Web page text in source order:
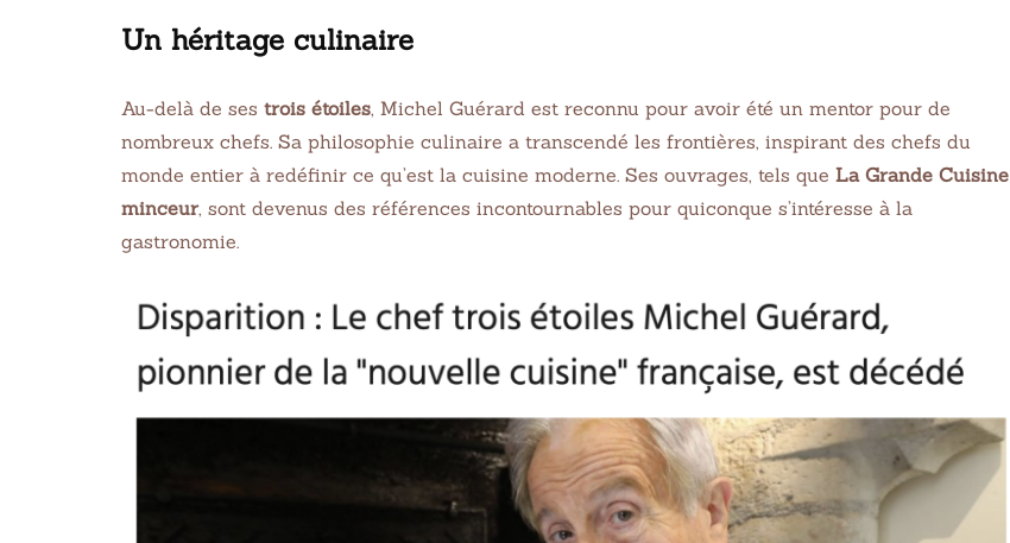
Un héritage culinaire
Au-delà de ses trois étoiles, Michel Guérard est reconnu pour avoir été un mentor pour de
nombreux chefs. Sa philosophie culinaire a transcendé les frontières, inspirant des chefs du
monde entier à redéfinir ce qu’est la cuisine moderne. Ses ouvrages, tels que La Grande Cuisine
minceur, sont devenus des références incontournables pour quiconque s’intéresse à la
gastronomie.